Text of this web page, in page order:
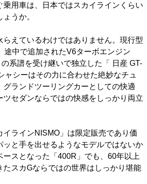
乗用車は、日本ではスカイラインくらい
うか。
らえているわけではありません。現行型
途中で追加されたV6ターボエンジン
系譜を受け継いで独立した「
日産 GT-
ャシーはその力に合わせた絶妙なチュ
グランドツーリングカーとしての快適
ツセダンならではの快感をしっかり両立
イラインNISMO」は限定販売であり価
ッと手を出せるようなモデルではないか
ースとなった「400R」でも、60年以上
たスカGならではの世界はしっかり堪能